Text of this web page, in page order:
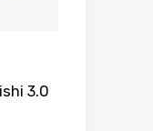
3.0